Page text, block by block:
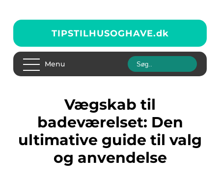
TIPSTILHUSOGHAVE.dk
Menu
Vægskab til
badeværelset: Den
ultimative guide til valg
og anvendelse